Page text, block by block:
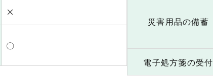
×
〇
災害用品の備蓄
電子処方箋の受付